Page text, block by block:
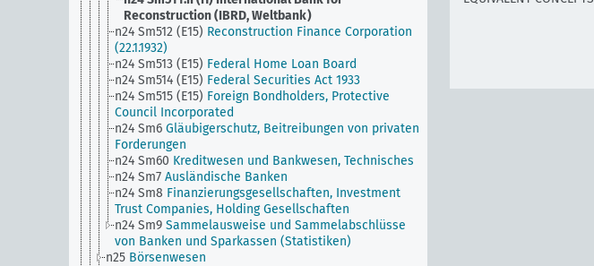
Reconstruction (IBRD, Weltbank)
n24 Sm512 (E15) Reconstruction Finance Corporation
(22.1.1932)
n24 Sm513 (E15) Federal Home Loan Board
n24 Sm514 (E15) Federal Securities Act 1933
n24 Sm515 (E15) Foreign Bondholders, Protective
Council Incorporated
n24 Sm6 Gläubigerschutz, Beitreibungen von privaten
Forderungen
n24 Sm60 Kreditwesen und Bankwesen, Technisches
n24 Sm7 Ausländische Banken
n24 Sm8 Finanzierungsgesellschaften, Investment
Trust Companies, Holding Gesellschaften
n24 Sm9 Sammelausweise und Sammelabschlüsse
von Banken und Sparkassen (Statistiken)
n25 Börsenwesen